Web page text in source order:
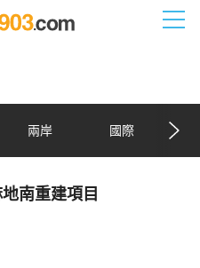
兩岸 國際
南重建項目